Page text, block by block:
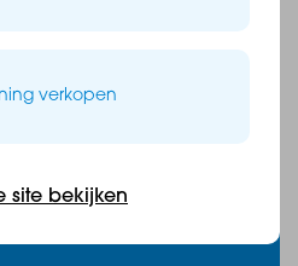
verkopen
site bekijken